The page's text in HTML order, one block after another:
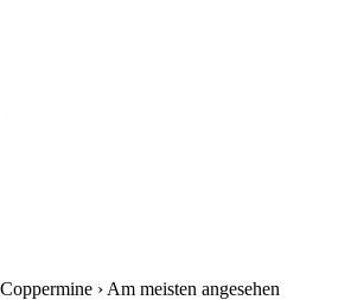
Coppermine › Am meisten angesehen